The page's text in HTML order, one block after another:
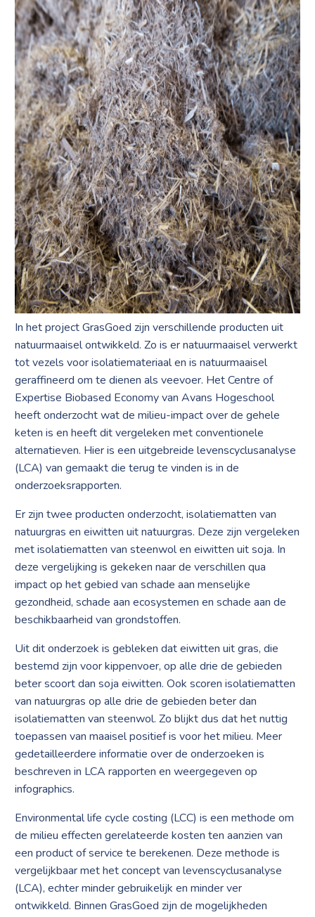
In het project GrasGoed zijn verschillende producten uit
natuurmaaisel ontwikkeld. Zo is er natuurmaaisel verwerkt
tot vezels voor isolatiemateriaal en is natuurmaaisel
geraffineerd om te dienen als veevoer. Het Centre of
Expertise Biobased Economy van Avans Hogeschool
heeft onderzocht wat de milieu-impact over de gehele
keten is en heeft dit vergeleken met conventionele
alternatieven. Hier is een uitgebreide levenscyclusanalyse
(LCA) van gemaakt die terug te vinden is in de
onderzoeksrapporten.
Er zijn twee producten onderzocht, isolatiematten van
natuurgras en eiwitten uit natuurgras. Deze zijn vergeleken
met isolatiematten van steenwol en eiwitten uit soja. In
deze vergelijking is gekeken naar de verschillen qua
impact op het gebied van schade aan menselijke
gezondheid, schade aan ecosystemen en schade aan de
beschikbaarheid van grondstoffen.
Uit dit onderzoek is gebleken dat eiwitten uit gras, die
bestemd zijn voor kippenvoer, op alle drie de gebieden
beter scoort dan soja eiwitten. Ook scoren isolatiematten
van natuurgras op alle drie de gebieden beter dan
isolatiematten van steenwol. Zo blijkt dus dat het nuttig
toepassen van maaisel positief is voor het milieu. Meer
gedetailleerdere informatie over de onderzoeken is
beschreven in LCA rapporten en weergegeven op
infographics.
Environmental life cycle costing (LCC) is een methode om
de milieu effecten gerelateerde kosten ten aanzien van
een product of service te berekenen. Deze methode is
vergelijkbaar met het concept van levenscyclusanalyse
(LCA), echter minder gebruikelijk en minder ver
ontwikkeld. Binnen GrasGoed zijn de mogelijkheden